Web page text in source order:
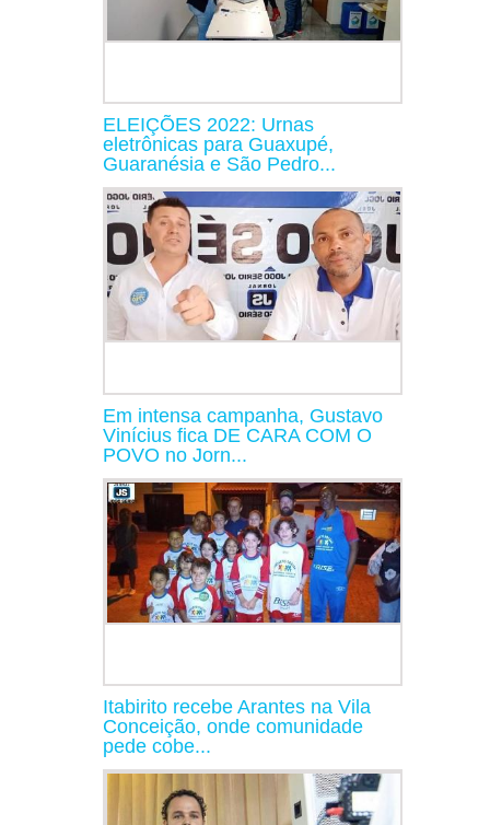
ELEIÇÕES 2022: Urnas
eletrônicas para Guaxupé,
Guaranésia e São Pedro...
Em intensa campanha, Gustavo
Vinícius fica DE CARA COM O
POVO no Jorn...
Itabirito recebe Arantes na Vila
Conceição, onde comunidade
pede cobe...